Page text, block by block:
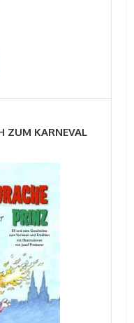
ZUM KARNEVAL